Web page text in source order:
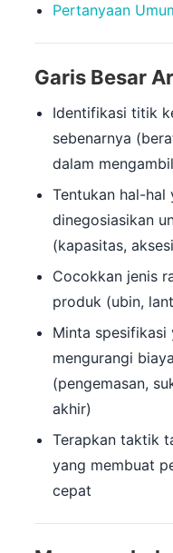
Pertanyaan
Garis Besar
Identifikasi titik
sebenarnya
dalam
Tentukan hal-
dinegosiasikan
(kapasitas,
Cocokkan jenis
produk (ubin,
Minta
mengurangi
(pengemasan,
akhir)
Terapkan taktik
yang membuat
cepat